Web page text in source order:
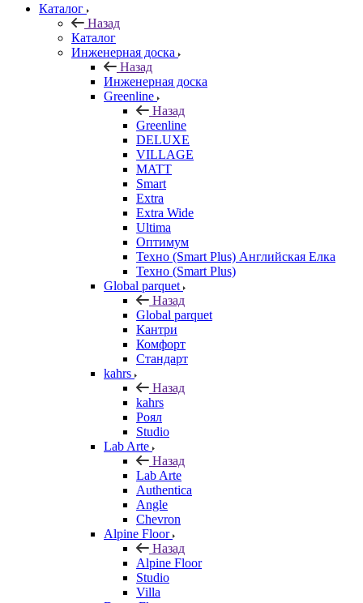
Каталог
Назад
Каталог
Инженерная доска
Назад
Инженерная доска
Greenline
Назад
Greenline
DELUXE
VILLAGE
MATT
Smart
Extra
Extra Wide
Ultima
Оптимум
Техно (Smart Plus) Английская Елка
Техно (Smart Plus)
Global parquet
Назад
Global parquet
Кантри
Комфорт
Стандарт
kahrs
Назад
kahrs
Роял
Studio
Lab Arte
Назад
Lab Arte
Authentica
Angle
Chevron
Alpine Floor
Назад
Alpine Floor
Studio
Villa